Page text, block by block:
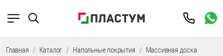
Главная Каталог Напольные покрытия Массивная доска